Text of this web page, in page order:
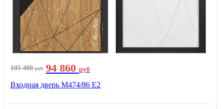
105 400руб 94 860 руб
Входная дверь М474/86 Е2